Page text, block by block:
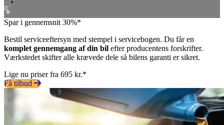
Spar i gennemsnit 30%*
Bestil serviceeftersyn med stempel i servicebogen. Du får en
komplet gennemgang af din bil efter producentens forskrifter.
Værkstedet skifter alle krævede dele så bilens garanti er sikret.
Lige nu priser fra 695 kr.*
Få tilbud